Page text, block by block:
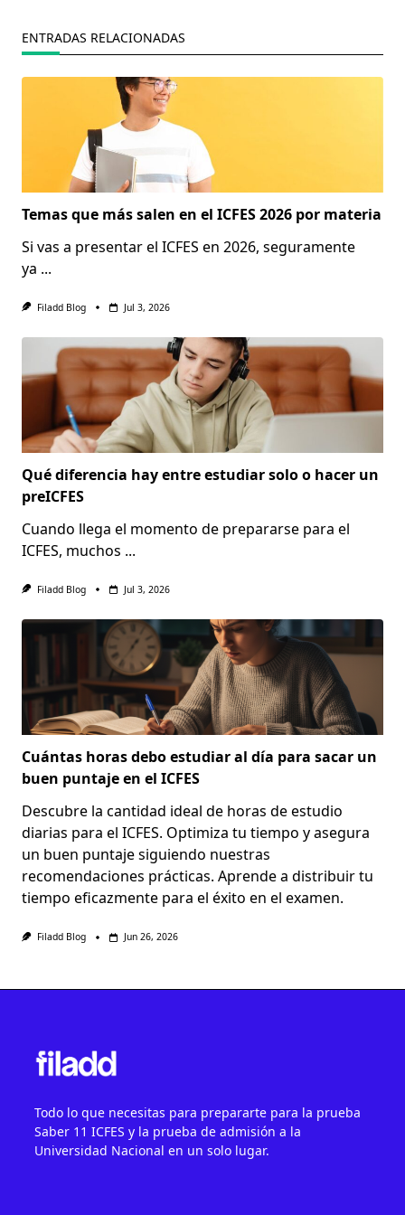
ENTRADAS RELACIONADAS
Temas que más salen en el ICFES 2026 por materia
Si vas a presentar el ICFES en 2026, seguramente
ya ...
Filadd Blog Jul 3, 2026
Qué diferencia hay entre estudiar solo o hacer un
preICFES
Cuando llega el momento de prepararse para el
ICFES, muchos ...
Filadd Blog Jul 3, 2026
Cuántas horas debo estudiar al día para sacar un
buen puntaje en el ICFES
Descubre la cantidad ideal de horas de estudio
diarias para el ICFES. Optimiza tu tiempo y asegura
un buen puntaje siguiendo nuestras
recomendaciones prácticas. Aprende a distribuir tu
tiempo eficazmente para el éxito en el examen.
Filadd Blog Jun 26, 2026
Todo lo que necesitas para prepararte para la prueba
Saber 11 ICFES y la prueba de admisión a la
Universidad Nacional en un solo lugar.